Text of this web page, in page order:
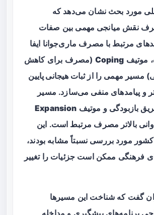
مورد بحث نشان می‌دهد که
نقش میانجی مهمی بین صفات
مرتبط با مصرف ماری‌جوانا ایفا
موتیف Coping (مصرف برای کاهش
مسیر مهمی را ازثبات هیجانی پایین
و پیامدهای منفی می‌سازد. مسیر
بازبودگی و موتیف Expansion
بالاتر مصرف مرتبط است. این
کشور مورد بررسی نسبتاً مشابه بودند،
فرهنگی ممکن است جزئیات را تغییر
گفت که شناخت این مسیرها